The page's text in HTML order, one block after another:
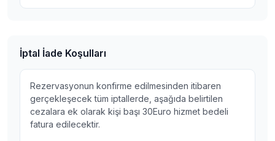
İptal İade Koşulları
Rezervasyonun konfirme edilmesinden itibaren
gerçekleşecek tüm iptallerde, aşağıda belirtilen
cezalara ek olarak kişi başı 30Euro hizmet bedeli
fatura edilecektir.